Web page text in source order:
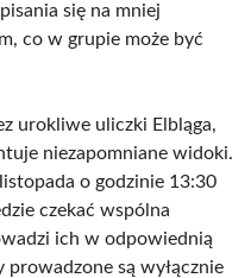
się na mniej
co w grupie może być
urokliwe uliczki Elbląga,
niezapomniane widoki.
o godzinie 13:30
czekać wspólna
ich w odpowiednią
są wyłącznie